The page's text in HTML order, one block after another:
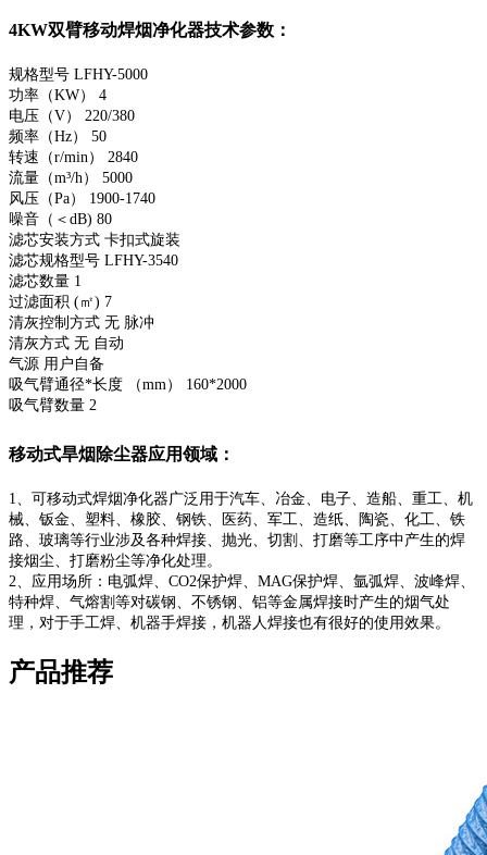
4KW双臂移动焊烟净化器技术参数：
规格型号 LFHY-5000
功率（KW） 4
电压（V） 220/380
频率（Hz） 50
转速（r/min） 2840
流量（m³/h） 5000
风压（Pa） 1900-1740
噪音（＜dB) 80
滤芯安装方式 卡扣式旋装
滤芯规格型号 LFHY-3540
滤芯数量 1
过滤面积 (㎡) 7
清灰控制方式 无 脉冲
清灰方式 无 自动
气源 用户自备
吸气臂通径*长度 （mm） 160*2000
吸气臂数量 2
移动式旱烟除尘器应用领域：
1、可移动式焊烟净化器广泛用于汽车、冶金、电子、造船、重工、机
械、钣金、塑料、橡胶、钢铁、医药、军工、造纸、陶瓷、化工、铁
路、玻璃等行业涉及各种焊接、抛光、切割、打磨等工序中产生的焊
接烟尘、打磨粉尘等净化处理。
2、应用场所：电弧焊、CO2保护焊、MAG保护焊、氩弧焊、波峰焊、
特种焊、气熔割等对碳钢、不锈钢、铝等金属焊接时产生的烟气处
理，对于手工焊、机器手焊接，机器人焊接也有很好的使用效果。
产品推荐